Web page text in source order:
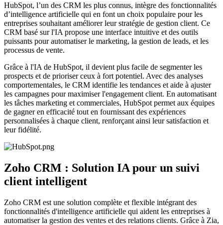
HubSpot, l’un des CRM les plus connus, intègre des fonctionnalités
d’intelligence artificielle qui en font un choix populaire pour les
entreprises souhaitant améliorer leur stratégie de gestion client. Ce
CRM basé sur l'IA propose une interface intuitive et des outils
puissants pour automatiser le marketing, la gestion de leads, et les
processus de vente.
Grâce à l'IA de HubSpot, il devient plus facile de segmenter les
prospects et de prioriser ceux à fort potentiel. Avec des analyses
comportementales, le CRM identifie les tendances et aide à ajuster
les campagnes pour maximiser l'engagement client. En automatisant
les tâches marketing et commerciales, HubSpot permet aux équipes
de gagner en efficacité tout en fournissant des expériences
personnalisées à chaque client, renforçant ainsi leur satisfaction et
leur fidélité.
Zoho CRM : Solution IA pour un suivi
client intelligent
Zoho CRM est une solution complète et flexible intégrant des
fonctionnalités d'intelligence artificielle qui aident les entreprises à
automatiser la gestion des ventes et des relations clients. Grâce à Zia,